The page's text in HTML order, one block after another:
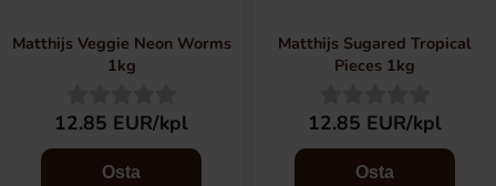
Matthijs Veggie Neon Worms
1kg
12.85 EUR/kpl
Osta
Matthijs Sugared Tropical
Pieces 1kg
12.85 EUR/kpl
Osta